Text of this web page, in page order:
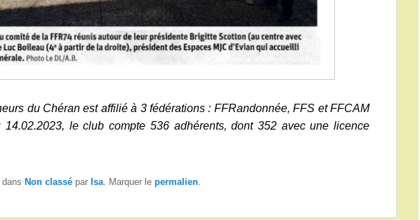
du Chéran est affilié à 3 fédérations : FFRandonnée, FFS et FFCAM
14.02.2023, le club compte 536 adhérents, dont 352 avec une licence
Non classé par Isa . Marquer le permalien